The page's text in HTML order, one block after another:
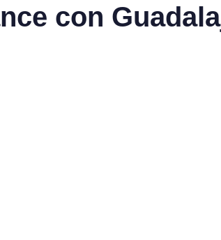
con